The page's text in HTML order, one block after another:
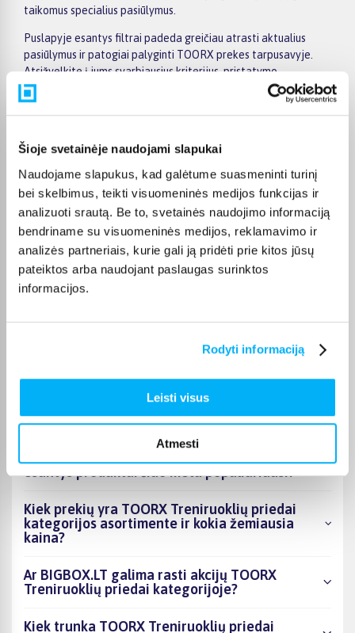
Šioje svetainėje naudojami slapukai
Naudojame slapukus, kad galėtume suasmeninti turinį
bei skelbimus, teikti visuomeninės medijos funkcijas ir
analizuoti srautą. Be to, svetainės naudojimo informaciją
bendriname su visuomeninės medijos, reklamavimo ir
analizės partneriais, kurie gali ją pridėti prie kitos jūsų
pateiktos arba naudojant paslaugas surinktos
informacijos.
Rodyti informaciją
Leisti visus
Atmesti
taikomus specialius pasiūlymus.
Puslapyje esantys filtrai padeda greičiau atrasti aktualius
pasiūlymus ir patogiai palyginti TOORX prekes tarpusavyje.
Atsižvelkite į jums svarbiausius kriterijus, pristatymo
informaciją ir prekės aprašymą, kad galėtumėte priimti patogų
ir apgalvotą sprendimą.
variantą internetu.
Pirkėjų atsiliepimai apie prekes
Vygantas G.
DUK
esantys produktai šiuo metu populiariausi?
Kiek prekių yra TOORX Treniruoklių priedai
kategorijos asortimente ir kokia žemiausia
kaina?
Ar BIGBOX.LT galima rasti akcijų TOORX
Treniruoklių priedai kategorijoje?
Kiek trunka TOORX Treniruoklių priedai